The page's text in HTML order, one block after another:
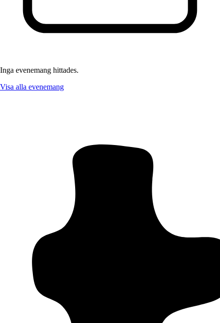
Inga evenemang hittades.
Visa alla evenemang